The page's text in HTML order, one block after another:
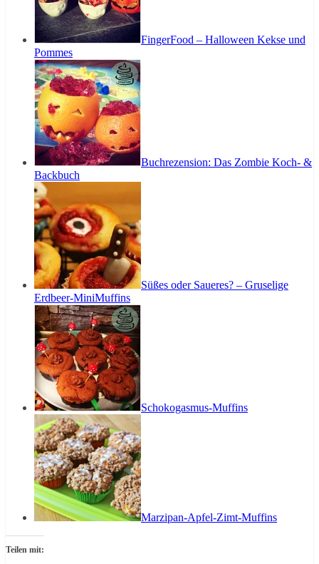
FingerFood – Halloween Kekse und
Pommes
Buchrezension: Das Zombie Koch- &
Backbuch
Süßes oder Saueres? – Gruselige
Erdbeer-MiniMuffins
Schokogasmus-Muffins
Marzipan-Apfel-Zimt-Muffins
Teilen mit: